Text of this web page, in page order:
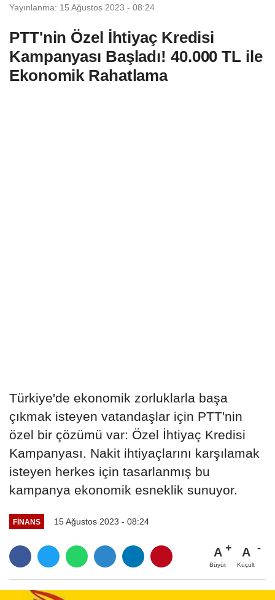
Yayınlanma: 15 Ağustos 2023 - 08:24
PTT'nin Özel İhtiyaç Kredisi
Kampanyası Başladı! 40.000 TL ile
Ekonomik Rahatlama
Türkiye'de ekonomik zorluklarla başa
çıkmak isteyen vatandaşlar için PTT'nin
özel bir çözümü var: Özel İhtiyaç Kredisi
Kampanyası. Nakit ihtiyaçlarını karşılamak
isteyen herkes için tasarlanmış bu
kampanya ekonomik esneklik sunuyor.
FINANS 15 Ağustos 2023 - 08:24
A
Büyüt
A
Küçült